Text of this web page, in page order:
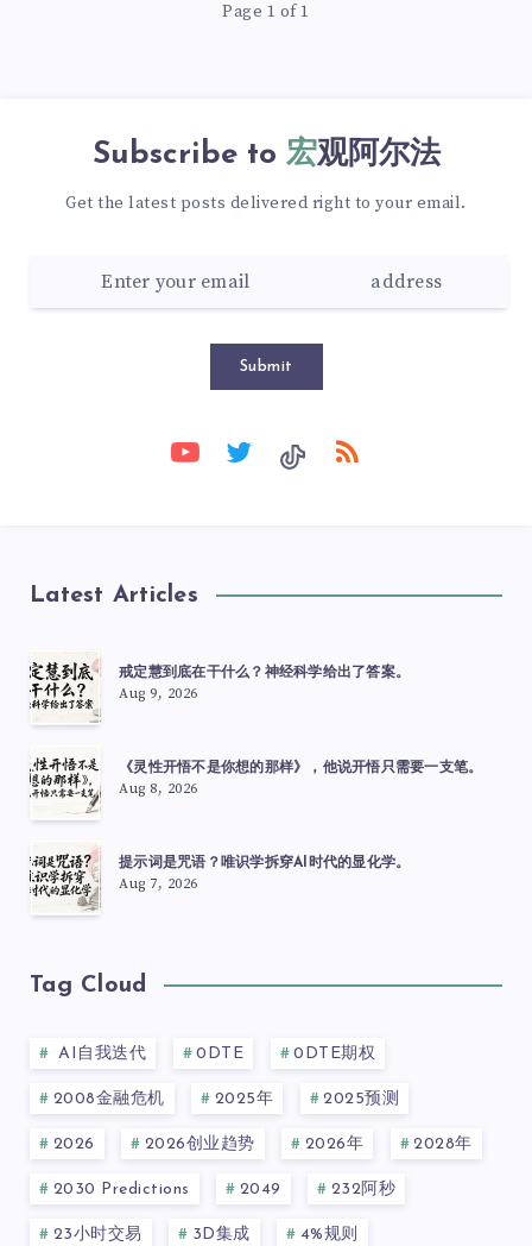
Page 1 of 1
Subscribe to 宏观阿尔法
Get the latest posts delivered right to your email.
Submit
Latest Articles
戒定慧到底在干什么？神经科学给出了答案。
Aug 9, 2026
《灵性开悟不是你想的那样》，他说开悟只需要一支笔。
Aug 8, 2026
提示词是咒语？唯识学拆穿AI时代的显化学。
Aug 7, 2026
Tag Cloud
AI自我迭代 0DTE 0DTE期权
2008金融危机 2025年 2025预测
2026 2026创业趋势 2026年 2028年
2030 Predictions 2049 232阿秒
23小时交易 3D集成 4%规则